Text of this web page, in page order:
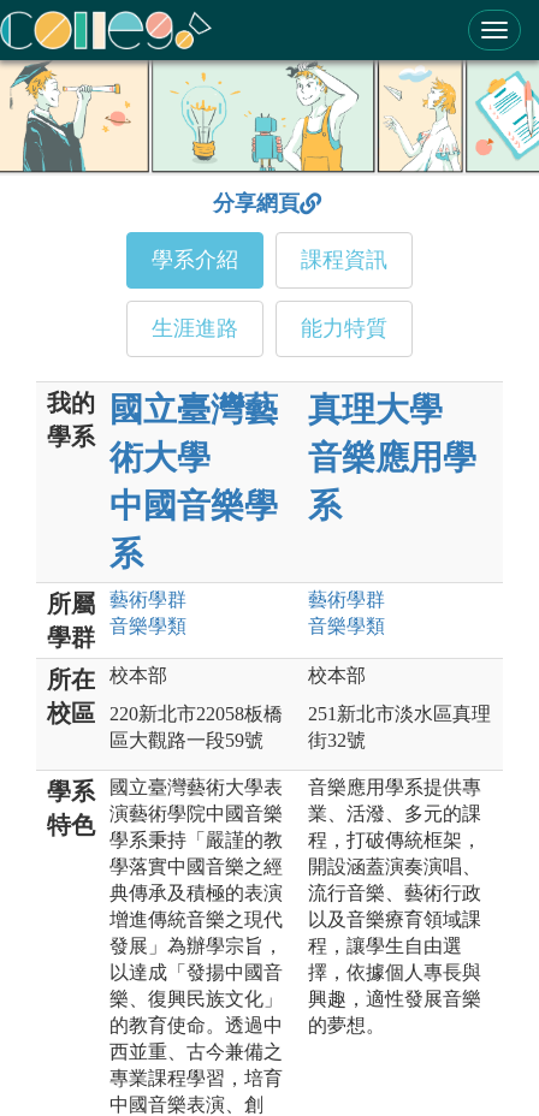
ColleGo! 大學選才與高中育才輔助系統
分享網頁
學系介紹 課程資訊
生涯進路 能力特質
我的
學系
國立臺灣藝
術大學
中國音樂學
系
真理大學
音樂應用學
系
所屬
學群
藝術學群
音樂學類
藝術學群
音樂學類
所在
校區
校本部
220新北市22058板橋
區大觀路一段59號
校本部
251新北市淡水區真理
街32號
學系
特色
國立臺灣藝術大學表
演藝術學院中國音樂
學系秉持「嚴謹的教
學落實中國音樂之經
典傳承及積極的表演
增進傳統音樂之現代
發展」為辦學宗旨，
以達成「發揚中國音
樂、復興民族文化」
的教育使命。透過中
西並重、古今兼備之
專業課程學習，培育
中國音樂表演、創
音樂應用學系提供專
業、活潑、多元的課
程，打破傳統框架，
開設涵蓋演奏演唱、
流行音樂、藝術行政
以及音樂療育領域課
程，讓學生自由選
擇，依據個人專長與
興趣，適性發展音樂
的夢想。